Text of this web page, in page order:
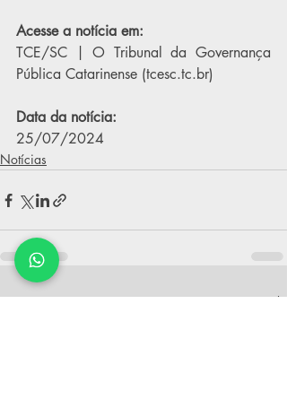
Acesse a notícia em:
TCE/SC | O Tribunal da Governança
Pública Catarinense (tcesc.tc.br)
Data da notícia:
25/07/2024
Notícias
Posts recentes Ver tudo